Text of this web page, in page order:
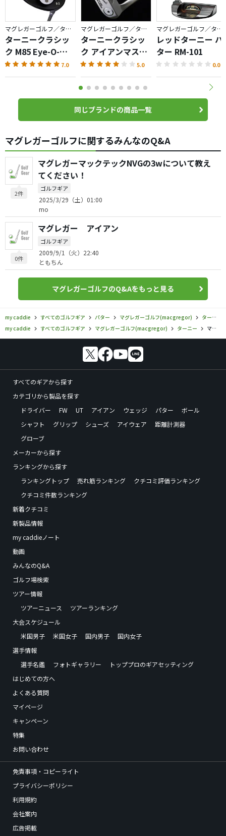
マグレガーゴルフ／ターニー
ターニークラシッ
ク M85 Eye-O-
Matic・
Celebrating
7.0
マグレガーゴルフ／ターニー
ターニークラシッ
ク アイアンマスタ
ー IM-G5
5.0
マグレガーゴルフ／ターニー
レッドターニー パ
ター RM-101
0.0
同じブランドの商品一覧
マグレガーゴルフに関するみんなのQ&A
2件
マグレガーマックテックNVGの3wについて教え
てください！
ゴルフギア
2025/3/29（土）01:00
mo
0件
マグレガー アイアン
ゴルフギア
2009/9/1（火）22:40
ともちん
マグレガーゴルフのQ&Aをもっと見る
my caddie すべてのゴルフギア パター マグレガーゴルフ(macgregor)
ターニー
my caddie
すべてのゴルフギア マグレガーゴルフ(macgregor) ターニー マグレガーゴルフ／ターニー／レッドターニー パター RP-101の口コミ評価
すべてのギアから探す
カテゴリから製品を探す
ドライバー
FW UT アイアン ウェッジ パター
ボール
シャフト
グリップ シューズ アイウェア
距離計測器
グローブ
メーカーから探す
ランキングから探す
ランキングトップ
売れ筋ランキング
クチコミ評価ランキング
クチコミ件数ランキング
新着クチコミ
新製品情報
my caddieノート
動画
みんなのQ&A
ゴルフ場検索
ツアー情報
ツアーニュース
ツアーランキング
大会スケジュール
米国男子
米国女子 国内男子
国内女子
選手情報
選手名鑑
フォトギャラリー
トッププロのギアセッティング
はじめての方へ
よくある質問
マイページ
キャンペーン
特集
お問い合わせ
免責事項・コピーライト
プライバシーポリシー
利用規約
会社案内
広告掲載